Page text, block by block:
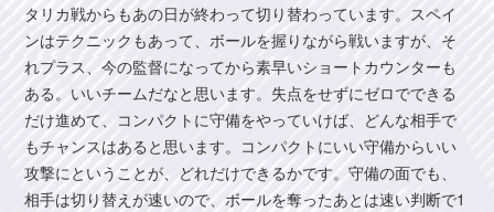
タリカ戦からもあの日が終わって切り替わっています。スペイ
ンはテクニックもあって、ボールを握りながら戦いますが、そ
れプラス、今の監督になってから素早いショートカウンターも
ある。いいチームだなと思います。失点をせずにゼロでできる
だけ進めて、コンパクトに守備をやっていけば、どんな相手で
もチャンスはあると思います。コンパクトにいい守備からいい
攻撃にということが、どれだけできるかです。守備の面でも、
相手は切り替えが速いので、ボールを奪ったあとは速い判断で1